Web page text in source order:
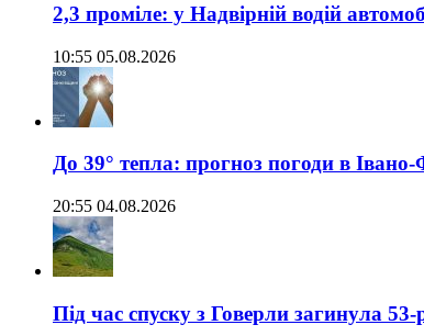
2,3 проміле: у Надвірній водій
10:55 05.08.2026
До 39° тепла: прогноз погоди в
20:55 04.08.2026
Під час спуску з Говерли загинула 53-